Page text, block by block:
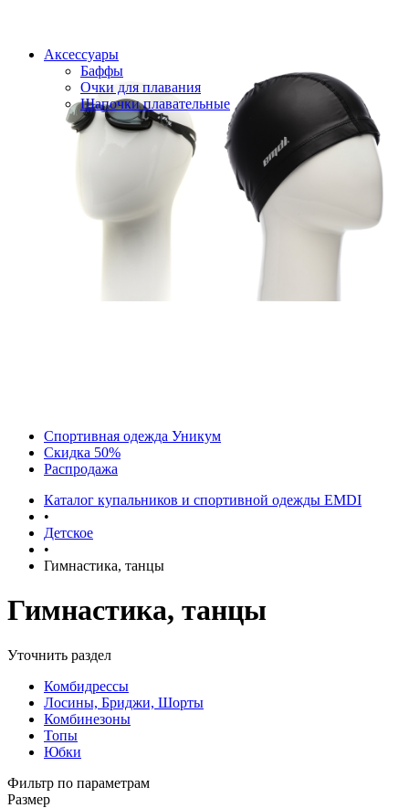
Аксессуары
Баффы
Очки для плавания
Шапочки плавательные
Спортивная одежда Уникум
Скидка 50%
Распродажа
Каталог купальников и спортивной одежды EMDI
•
Детское
•
Гимнастика, танцы
Гимнастика, танцы
Уточнить раздел
Комбидрессы
Лосины, Бриджи, Шорты
Комбинезоны
Топы
Юбки
Фильтр по параметрам
Размер